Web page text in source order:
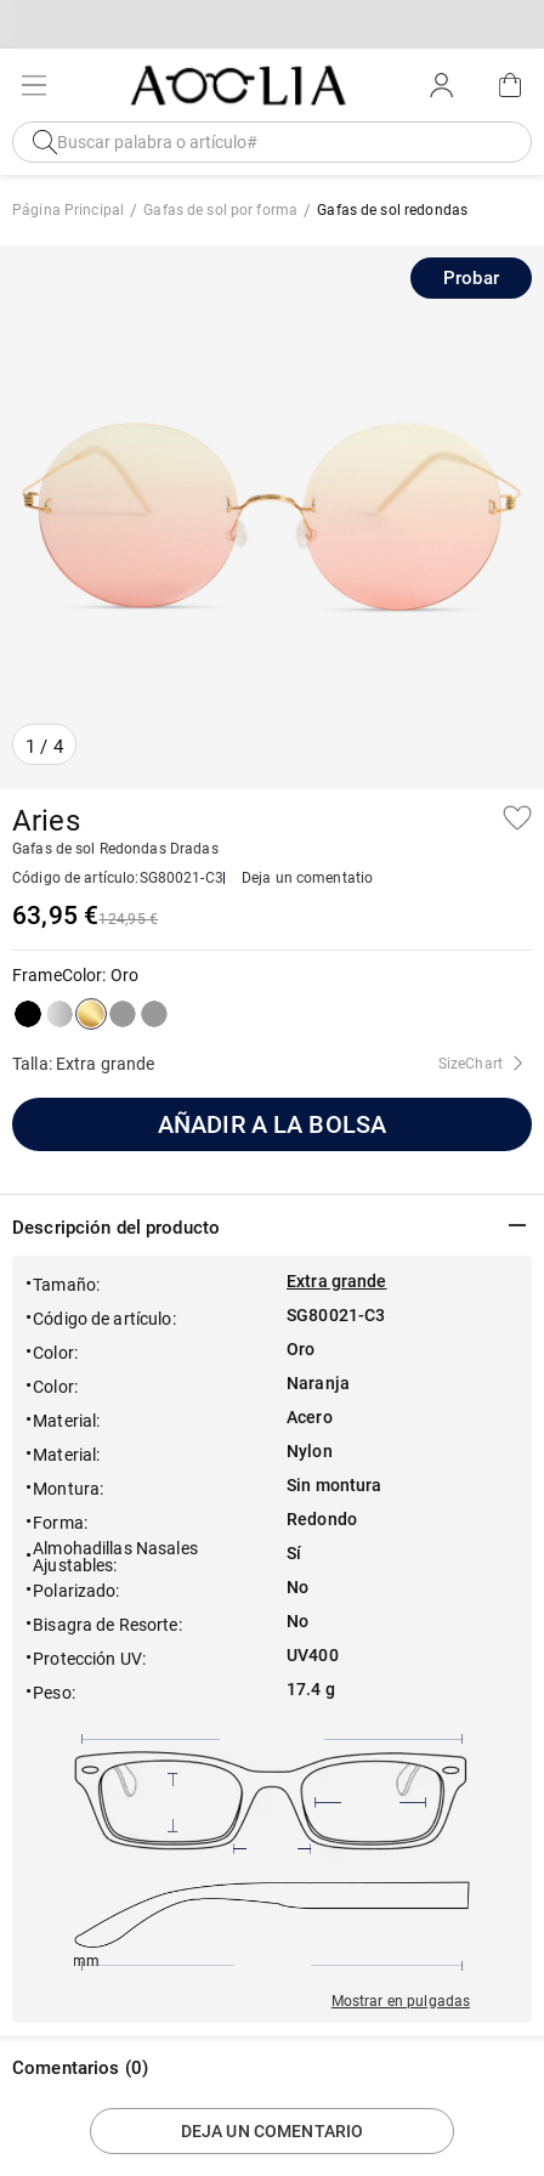
Página Principal Gafas de sol por forma Gafas de sol redondas
1 / 4
Probar
Aries
Gafas de sol Redondas Dradas
Código de artículo:SG80021-C3 Deja un comentatio
63,95 €124,95 €
FrameColor: Oro
Talla: Extra grande SizeChart
AÑADIR A LA BOLSA
Descripción del producto
Tamaño:
Extra grande
Código de artículo:
SG80021-C3
Color:
Oro
Color:
Naranja
Material :
Acero
Material :
Nylon
Montura:
Sin montura
Forma:
Redondo
Almohadillas Nasales
Ajustables:
Sí
Polarizado:
No
Bisagra de Resorte:
No
Protección UV:
UV400
Peso: 17.4 g
145mm
Mostrar en pulgadas
Comentarios (0)
DEJA UN COMENTARIO